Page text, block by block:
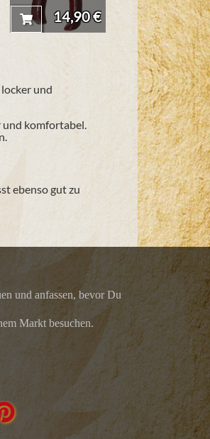
14,90 €
49,90 €
und
und komfortabel.
ebenso gut zu
und anfassen, bevor Du
Markt besuchen.